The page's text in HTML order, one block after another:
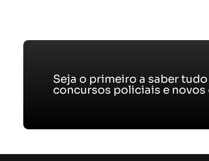
Seja o primeiro a saber
concursos policiais e novos